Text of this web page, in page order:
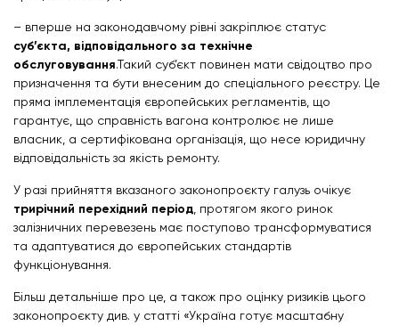
– вперше на законодавчому рівні закріплює статус
суб’єкта, відповідального за технічне
обслуговування.Такий суб’єкт повинен мати свідоцтво про
призначення та бути внесеним до спеціального реєстру. Це
пряма імплементація європейських регламентів, що
гарантує, що справність вагона контролює не лише
власник, а сертифікована організація, що несе юридичну
відповідальність за якість ремонту.
У разі прийняття вказаного законопроєкту галузь очікує
трирічний перехідний період, протягом якого ринок
залізничних перевезень має поступово трансформуватися
та адаптуватися до європейських стандартів
функціонування.
Більш детальніше про це, а також про оцінку ризиків цього
законопроєкту див. у статті «Україна готує масштабну